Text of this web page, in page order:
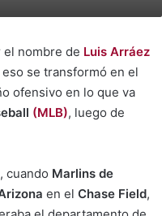
el nombre de Luis Arráez
se transformó en el
ofensivo en lo que va
(MLB), luego de
cuando Marlins de
en el Chase Field,